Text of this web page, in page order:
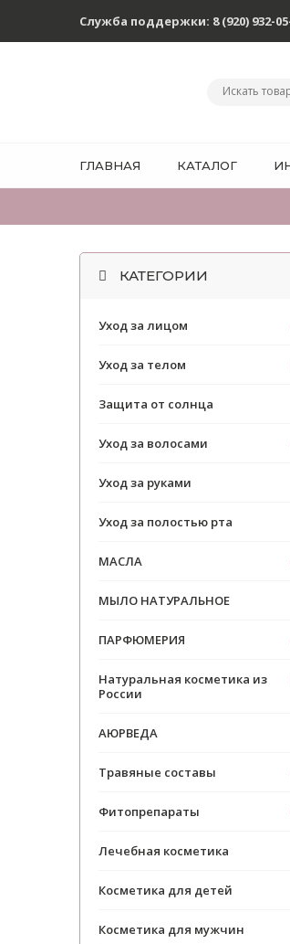
Служба поддержки: 8 (920) 932-
ГЛАВНАЯ КАТАЛОГ
КАТЕГОРИИ
Уход за лицом
Уход за телом
Защита от солнца
Уход за волосами
Уход за руками
Уход за полостью рта
МАСЛА
МЫЛО НАТУРАЛЬНОЕ
ПАРФЮМЕРИЯ
Натуральная косметика из
России
АЮРВЕДА
Травяные составы
Фитопрепараты
Лечебная косметика
Косметика для детей
Косметика для мужчин